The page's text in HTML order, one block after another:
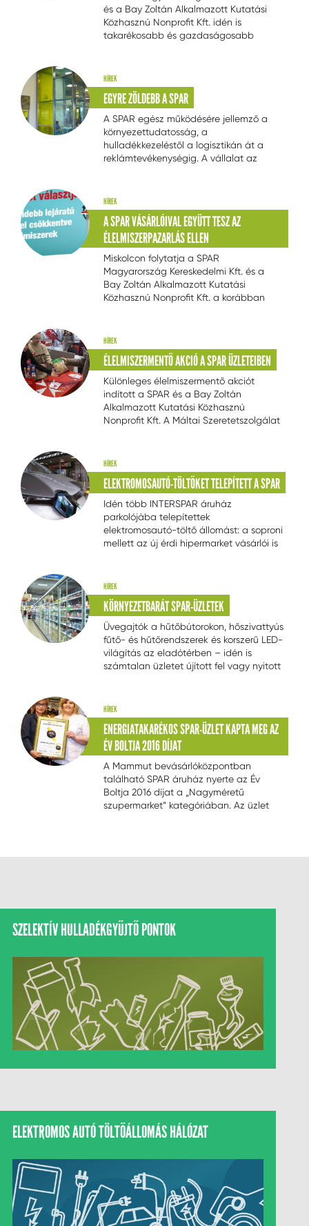
és a Bay Zoltán Alkalmazott Kutatási
Közhasznú Nonprofit Kft. idén is
takarékosabb és gazdaságosabb
HÍREK
EGYRE ZÖLDEBB A SPAR
A SPAR egész működésére jellemző a
környezettudatosság, a
hulladékkezeléstől a logisztikán át a
reklámtevékenységig. A vállalat az
hulladék-kibocsátási mennyiségének
404%-át gyűjtötte vissza és
gondoskodott az anyagában történő
felhasználásáról.
HÍREK
A SPAR VÁSÁRLÓIVAL EGYÜTT TESZ AZ
ÉLELMISZERPAZARLÁS ELLEN
Miskolcon folytatja a SPAR
Magyarország Kereskedelmi Kft. és a
Bay Zoltán Alkalmazott Kutatási
Közhasznú Nonprofit Kft. a korábban
INTERSPAR hipermarketben várják a
vásárlókat március-április hónapban,
akik információkat és ötleteket
kaphatnak az élelmiszermentésre
vonatkozóan.
HÍREK
ÉLELMISZERMENTŐ AKCIÓ A SPAR ÜZLETEIBEN
Különleges élelmiszermentő akciót
indított a SPAR és a Bay Zoltán
Alkalmazott Kutatási Közhasznú
Nonprofit Kft. A Máltai Szeretetszolgálat
gyűjtötték a vásárlók feleslegessé vált
tartós élelmiszereit, amelyeket a
mélyszegénységben élő családokhoz
juttattak el.
HÍREK
ELEKTROMOSAUTÓ-TÖLTŐKET TELEPÍTETT A SPAR
Idén több INTERSPAR áruház
parkolójába telepítettek
elektromosautó-töltő állomást: a soproni
mellett az új érdi hipermarket vásárlói is
HÍREK
KÖRNYEZETBARÁT SPAR-ÜZLETEK
Üvegajtók a hűtőbútorokon, hőszivattyús
fűtő- és hűtőrendszerek és korszerű LED-
világítás az eladótérben – idén is
számtalan üzletet újított fel vagy nyitott
alkalmazva.
HÍREK
ENERGIATAKARÉKOS SPAR-ÜZLET KAPTA MEG AZ
ÉV BOLTJA 2016 DÍJAT
A Mammut bevásárlóközpontban
található SPAR áruház nyerte az Év
Boltja 2016 díjat a „Nagyméretű
szupermarket” kategóriában. Az üzlet
megoldásokat egyaránt alkalmazó,
SZELEKTÍV HULLADÉKGYŰJTŐ PONTOK
ELEKTROMOS AUTÓ TÖLTŐÁLLOMÁS HÁLÓZAT